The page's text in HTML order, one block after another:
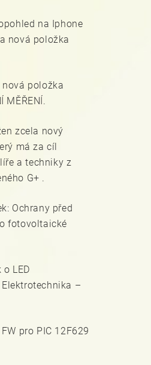
na Iphone
nová položka
položka
MĚŘENÍ.
zcela nový
má za cíl
a techniky z
G+ .
Ochrany před
fotovoltaické
LED
Elektrotechnika –
pro PIC 12F629